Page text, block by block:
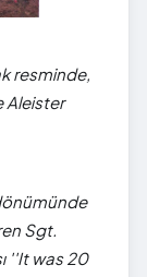
resminde,
Aleister
Sgt.
''It was 20